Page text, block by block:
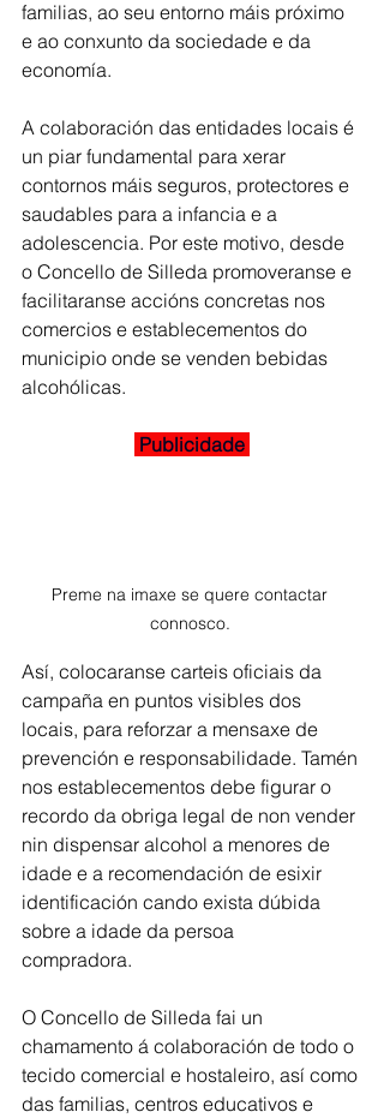
familias, ao seu entorno máis próximo
e ao conxunto da sociedade e da
economía.
A colaboración das entidades locais é
un piar fundamental para xerar
contornos máis seguros, protectores e
saudables para a infancia e a
adolescencia. Por este motivo, desde
o Concello de Silleda promoveranse e
facilitaranse accións concretas nos
comercios e establecementos do
municipio onde se venden bebidas
alcohólicas.
Publicidade
Preme na imaxe se quere contactar
connosco.
Así, colocaranse carteis oficiais da
campaña en puntos visibles dos
locais, para reforzar a mensaxe de
prevención e responsabilidade. Tamén
nos establecementos debe figurar o
recordo da obriga legal de non vender
nin dispensar alcohol a menores de
idade e a recomendación de esixir
identificación cando exista dúbida
sobre a idade da persoa
compradora.
O Concello de Silleda fai un
chamamento á colaboración de todo o
tecido comercial e hostaleiro, así como
das familias, centros educativos e